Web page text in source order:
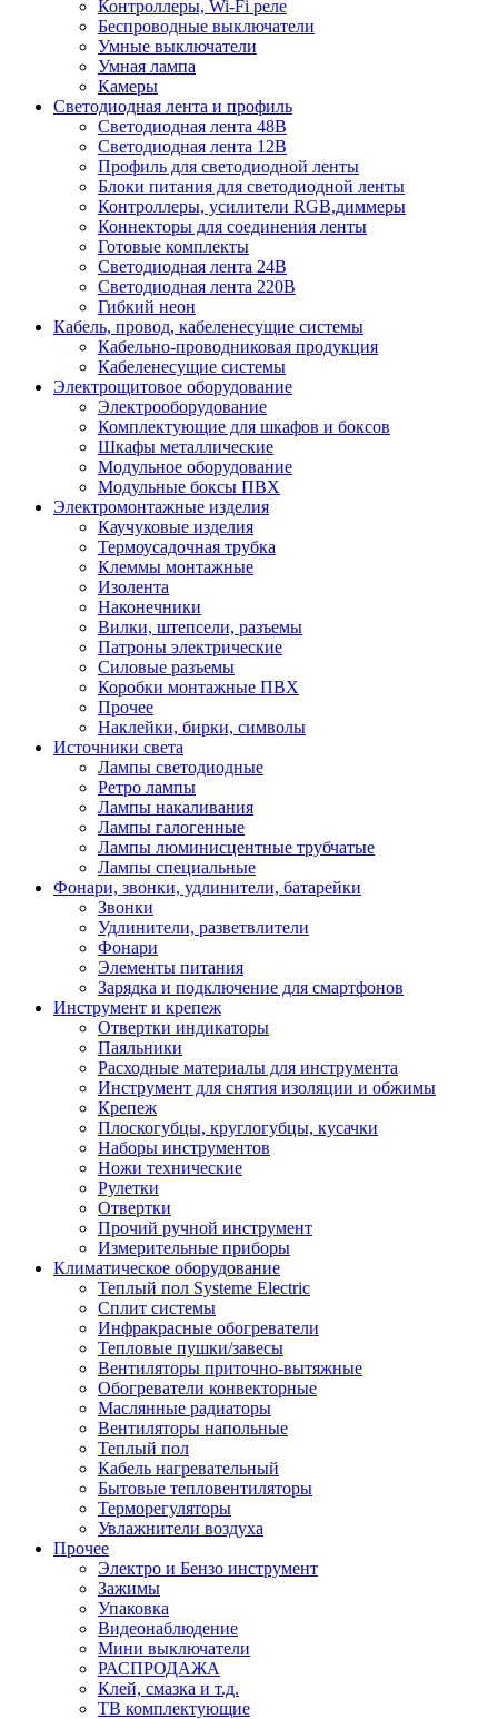
Контроллеры, Wi-Fi реле
Беспроводные выключатели
Умные выключатели
Умная лампа
Камеры
Светодиодная лента и профиль
Светодиодная лента 48В
Светодиодная лента 12В
Профиль для светодиодной ленты
Блоки питания для светодиодной ленты
Контроллеры, усилители RGB,диммеры
Коннекторы для соединения ленты
Готовые комплекты
Светодиодная лента 24В
Светодиодная лента 220В
Гибкий неон
Кабель, провод, кабеленесущие системы
Кабельно-проводниковая продукция
Кабеленесущие системы
Электрощитовое оборудование
Электрооборудование
Комплектующие для шкафов и боксов
Шкафы металлические
Модульное оборудование
Модульные боксы ПВХ
Электромонтажные изделия
Каучуковые изделия
Термоусадочная трубка
Клеммы монтажные
Изолента
Наконечники
Вилки, штепсели, разъемы
Патроны электрические
Силовые разъемы
Коробки монтажные ПВХ
Прочее
Наклейки, бирки, символы
Источники света
Лампы светодиодные
Ретро лампы
Лампы накаливания
Лампы галогенные
Лампы люминисцентные трубчатые
Лампы специальные
Фонари, звонки, удлинители, батарейки
Звонки
Удлинители, разветвлители
Фонари
Элементы питания
Зарядка и подключение для смартфонов
Инструмент и крепеж
Отвертки индикаторы
Паяльники
Расходные материалы для инструмента
Инструмент для снятия изоляции и обжимы
Крепеж
Плоскогубцы, круглогубцы, кусачки
Наборы инструментов
Ножи технические
Рулетки
Отвертки
Прочий ручной инструмент
Измерительные приборы
Климатическое оборудование
Теплый пол Systeme Electric
Сплит системы
Инфракрасные обогреватели
Тепловые пушки/завесы
Вентиляторы приточно-вытяжные
Обогреватели конвекторные
Маслянные радиаторы
Вентиляторы напольные
Теплый пол
Кабель нагревательный
Бытовые тепловентиляторы
Терморегуляторы
Увлажнители воздуха
Прочее
Электро и Бензо инструмент
Зажимы
Упаковка
Видеонаблюдение
Мини выключатели
РАСПРОДАЖА
Клей, смазка и т.д.
ТВ комплектующие